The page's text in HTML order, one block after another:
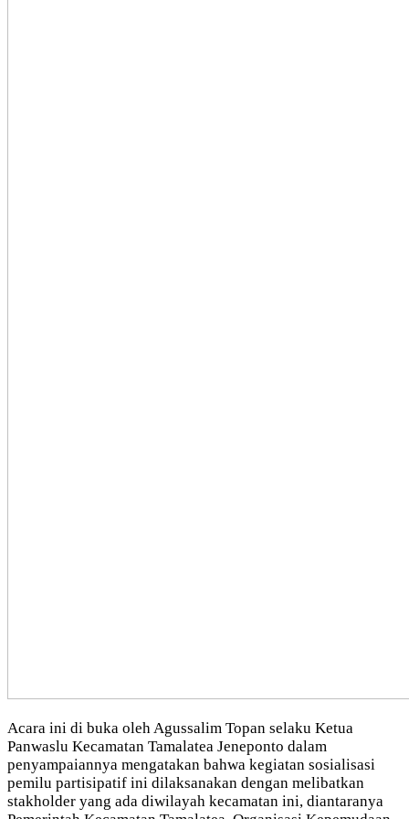
Acara ini di buka oleh Agussalim Topan selaku Ketua
Panwaslu Kecamatan Tamalatea Jeneponto dalam
penyampaiannya mengatakan bahwa kegiatan sosialisasi
pemilu partisipatif ini dilaksanakan dengan melibatkan
stakholder yang ada diwilayah kecamatan ini, diantaranya